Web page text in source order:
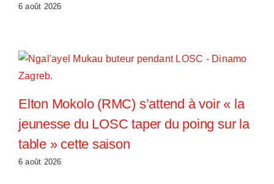
6 août 2026
Elton Mokolo (RMC) s’attend à voir « la
jeunesse du LOSC taper du poing sur la
table » cette saison
6 août 2026